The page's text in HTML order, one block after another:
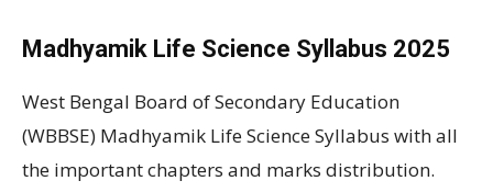
Madhyamik Life Science Syllabus 2025
West Bengal Board of Secondary Education
(WBBSE) Madhyamik Life Science Syllabus with all
the important chapters and marks distribution.